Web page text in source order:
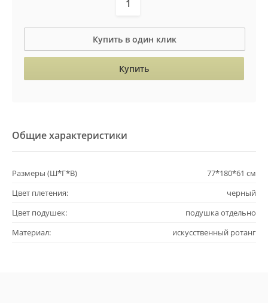
Купить в один клик
Купить
Общие характеристики
Размеры (Ш*Г*В)
77*180*61 см
Цвет плетения:
черный
Цвет подушек:
подушка отдельно
Материал:
искусственный ротанг